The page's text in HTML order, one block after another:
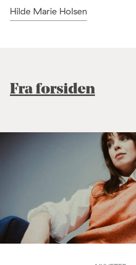
Hilde Marie Holsen
Fra forsiden